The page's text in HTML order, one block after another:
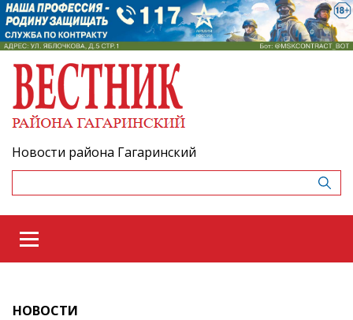
Новости района Гагаринский
НОВОСТИ